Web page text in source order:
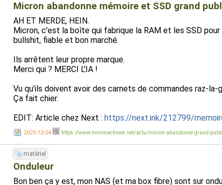
Micron abandonne mémoire et SSD grand
AH ET MERDE, HEIN.
Micron, c'est la boîte qui fabrique la RAM et les SSD
bullshit, fiable et bon marché.
Ils arrêtent leur propre marque.
Merci qui ? MERCI L'IA !
Vu qu'ils doivent avoir des carnets de commandes raz-
Ça fait chier.
EDIT: Article chez Next : https://next.ink/212799/
2025-12-04 https://www.minimachines.net/actu/micron-abandonne-grand-
matériel
Onduleur
Bon ben ça y est, mon NAS (et ma box fibre) sont sur